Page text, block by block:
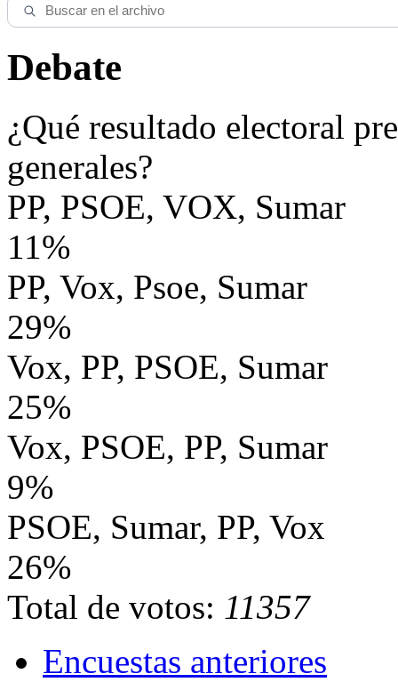
Debate
¿Qué resultado electoral
generales?
PP, PSOE, VOX, Sumar
11%
PP, Vox, Psoe, Sumar
29%
Vox, PP, PSOE, Sumar
25%
Vox, PSOE, PP, Sumar
9%
PSOE, Sumar, PP, Vox
26%
Total de votos: 11357
Encuestas anteriores